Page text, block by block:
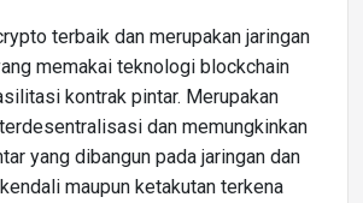
terbaik dan merupakan jaringan
memakai teknologi blockchain
kontrak pintar. Merupakan
dan memungkinkan
yang dibangun pada jaringan dan
maupun ketakutan terkena